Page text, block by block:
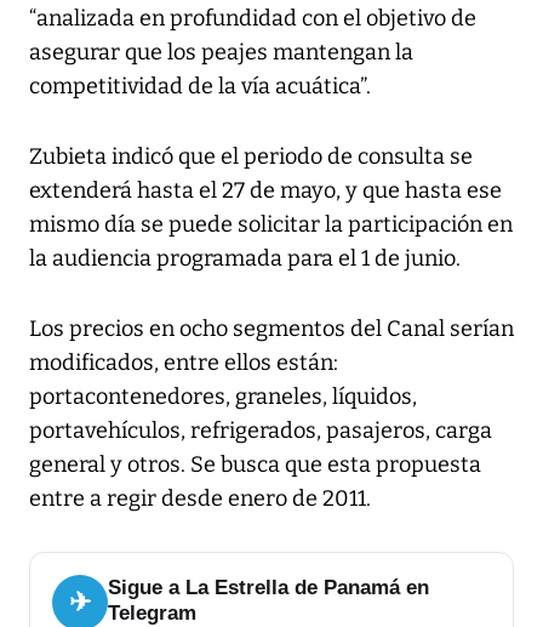
“analizada en profundidad con el objetivo de
asegurar que los peajes mantengan la
competitividad de la vía acuática”.
Zubieta indicó que el periodo de consulta se
extenderá hasta el 27 de mayo, y que hasta ese
mismo día se puede solicitar la participación en
la audiencia programada para el 1 de junio.
Los precios en ocho segmentos del Canal serían
modificados, entre ellos están:
portacontenedores, graneles, líquidos,
portavehículos, refrigerados, pasajeros, carga
general y otros. Se busca que esta propuesta
entre a regir desde enero de 2011.
✈
Sigue a La Estrella de Panamá en
Telegram